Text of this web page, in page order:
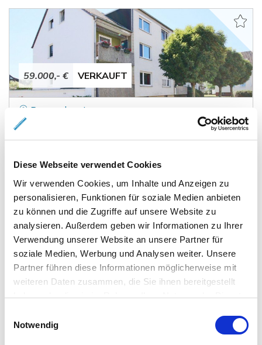
Diese Webseite verwendet Cookies
Wir verwenden Cookies, um Inhalte und Anzeigen zu
personalisieren, Funktionen für soziale Medien anbieten
zu können und die Zugriffe auf unsere Website zu
analysieren. Außerdem geben wir Informationen zu Ihrer
Verwendung unserer Website an unsere Partner für
soziale Medien, Werbung und Analysen weiter. Unsere
Partner führen diese Informationen möglicherweise mit
weiteren Daten zusammen, die Sie ihnen bereitgestellt
haben oder die sie im Rahmen Ihrer Nutzung der Dienste
Notwendig
59.000,- € VERKAUFT
Braunschweig
3 Zimmer Dachgeschosswohnung in Bienrode als
Kapitalanlage
Dachgeschosswohnung
55,56 m²
WOHNFLÄCHE
3
ZIMMER
440.000,- € VERKAUFT